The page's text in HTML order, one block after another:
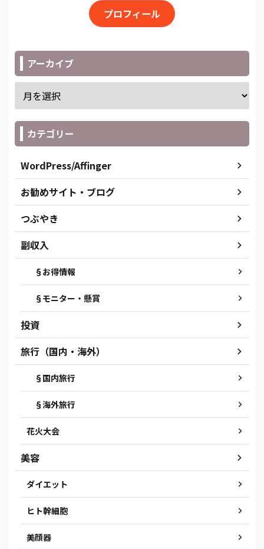
プロフィール
アーカイブ
カテゴリー
WordPress/Affinger
お勧めサイト・ブログ
つぶやき
副収入
§お得情報
§モニター・懸賞
投資
旅行（国内・海外）
§国内旅行
§海外旅行
花火大会
美容
ダイエット
ヒト幹細胞
美顔器